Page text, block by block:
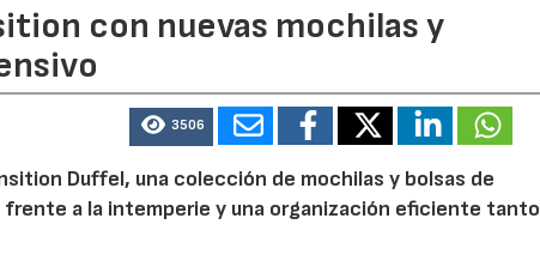
con nuevas mochilas y
3506
Duffel, una colección de mochilas y bolsas de
a la intemperie y una organización eficiente tanto